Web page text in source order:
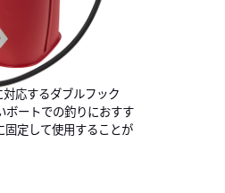
応するダブルフック
ボートでの釣りにおすす
定して使用することが